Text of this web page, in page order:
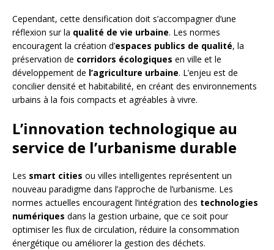
Cependant, cette densification doit s’accompagner d’une
réflexion sur la qualité de vie urbaine. Les normes
encouragent la création d’espaces publics de qualité, la
préservation de corridors écologiques en ville et le
développement de l’agriculture urbaine. L’enjeu est de
concilier densité et habitabilité, en créant des environnements
urbains à la fois compacts et agréables à vivre.
L’innovation technologique au
service de l’urbanisme durable
Les smart cities ou villes intelligentes représentent un
nouveau paradigme dans l’approche de l’urbanisme. Les
normes actuelles encouragent l’intégration des technologies
numériques dans la gestion urbaine, que ce soit pour
optimiser les flux de circulation, réduire la consommation
énergétique ou améliorer la gestion des déchets.